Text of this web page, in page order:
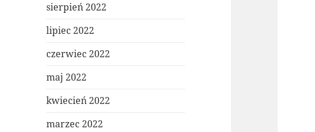
sierpień 2022
lipiec 2022
czerwiec 2022
maj 2022
kwiecień 2022
marzec 2022